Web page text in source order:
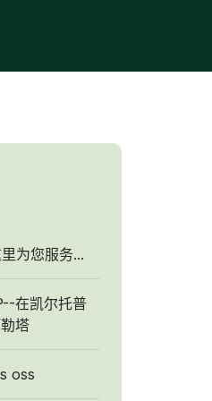
为您服务...
在凯尔托普
塔
oss